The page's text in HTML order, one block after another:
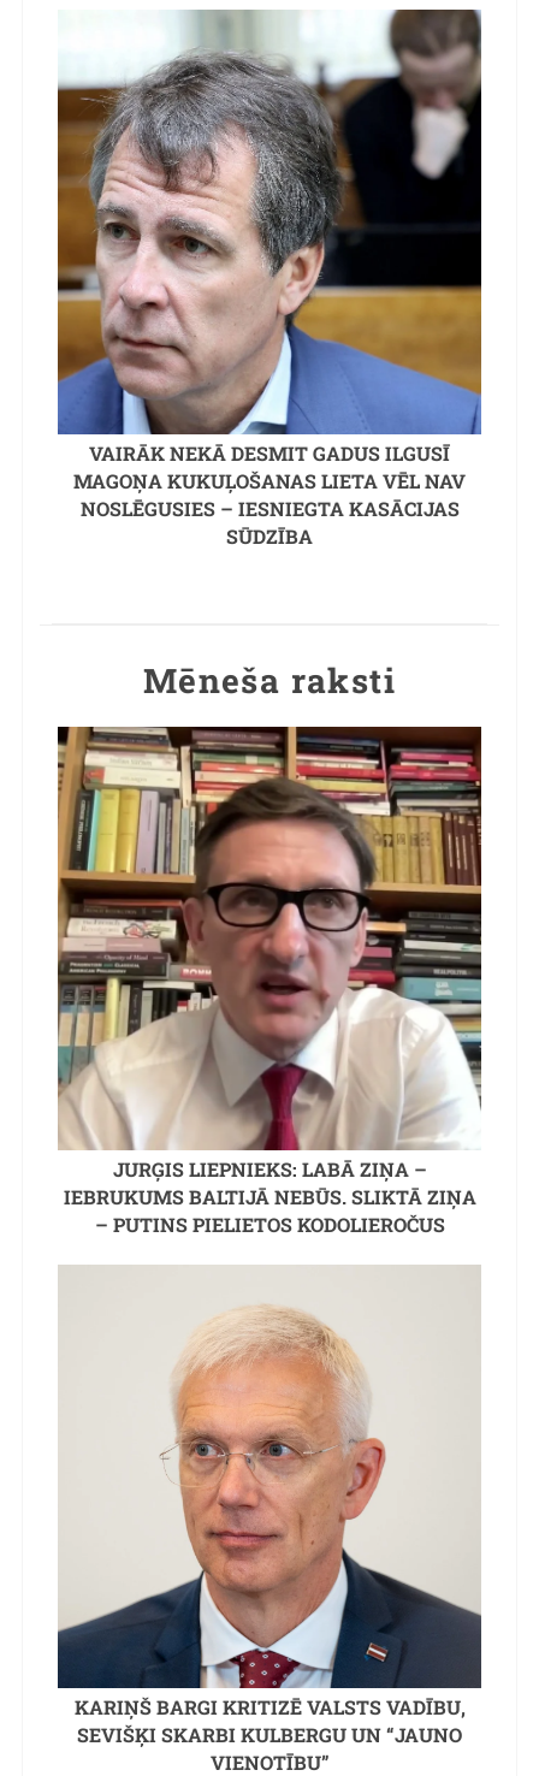
VAIRĀK NEKĀ DESMIT GADUS ILGUSĪ
MAGOŅA KUKUĻOŠANAS LIETA VĒL NAV
NOSLĒGUSIES – IESNIEGTA KASĀCIJAS
SŪDZĪBA
Mēneša raksti
JURĢIS LIEPNIEKS: LABĀ ZIŅA –
IEBRUKUMS BALTIJĀ NEBŪS. SLIKTĀ ZIŅA
– PUTINS PIELIETOS KODOLIEROČUS
KARIŅŠ BARGI KRITIZĒ VALSTS VADĪBU,
SEVIŠĶI SKARBI KULBERGU UN “JAUNO
VIENOTĪBU”